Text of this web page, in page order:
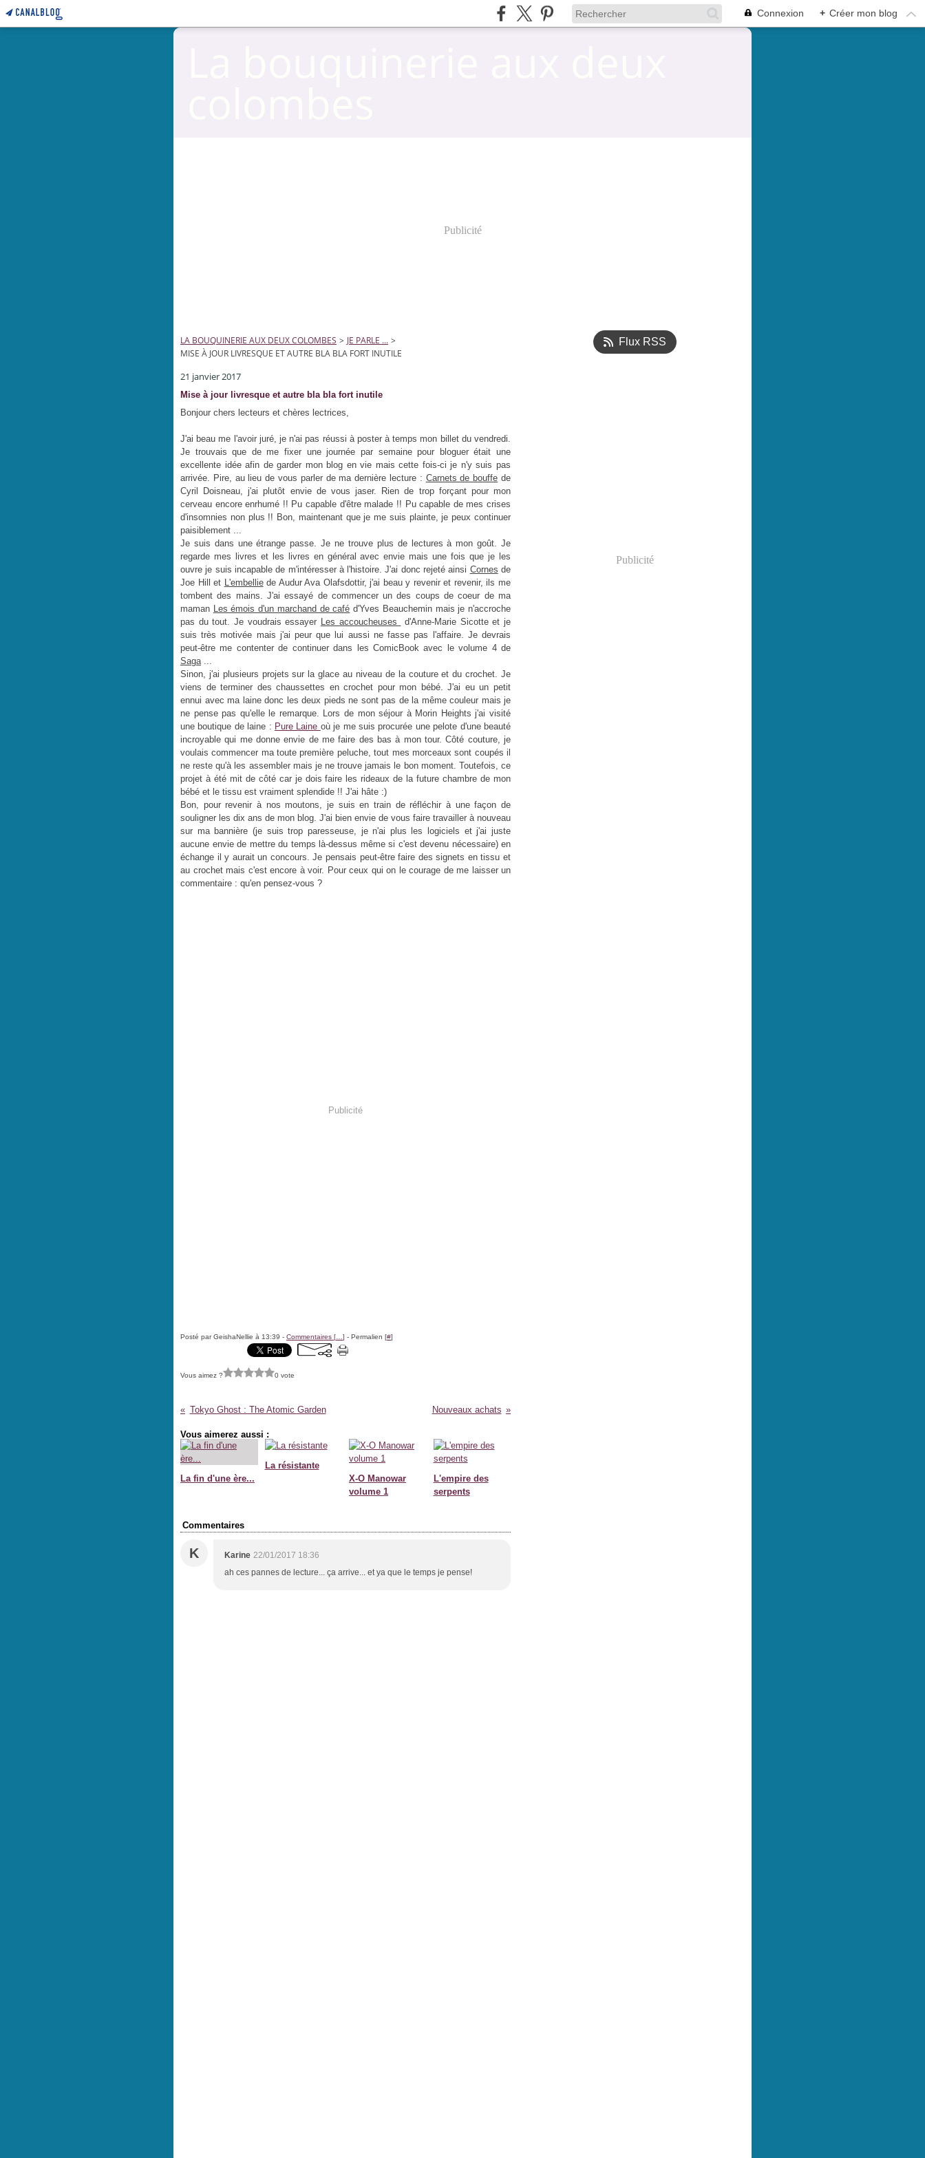
Connexion + Créer mon blog
Publicité
LA BOUQUINERIE AUX DEUX COLOMBES > JE PARLE ... >
MISE À JOUR LIVRESQUE ET AUTRE BLA BLA FORT INUTILE
21 janvier 2017
Mise à jour livresque et autre bla bla fort inutile
Bonjour chers lecteurs et chères lectrices,
J'ai beau me l'avoir juré, je n'ai pas réussi à poster à temps mon billet du vendredi.
Je trouvais que de me fixer une journée par semaine pour bloguer était une
excellente idée afin de garder mon blog en vie mais cette fois-ci je n'y suis pas
arrivée. Pire, au lieu de vous parler de ma dernière lecture : Carnets de bouffe de
Cyril Doisneau, j'ai plutôt envie de vous jaser. Rien de trop forçant pour mon
cerveau encore enrhumé !! Pu capable d'être malade !! Pu capable de mes crises
d'insomnies non plus !! Bon, maintenant que je me suis plainte, je peux continuer
paisiblement ...
Je suis dans une étrange passe. Je ne trouve plus de lectures à mon goût. Je
regarde mes livres et les livres en général avec envie mais une fois que je les
ouvre je suis incapable de m'intéresser à l'histoire. J'ai donc rejeté ainsi Cornes de
Joe Hill et L'embelliede Audur Ava Olafsdottir, j'ai beau y revenir et revenir, ils me
tombent des mains. J'ai essayé de commencer un des coups de coeur de ma
maman Les émois d'un marchand de café d'Yves Beauchemin mais je n'accroche
pas du tout. Je voudrais essayer Les accoucheuses
d'Anne-Marie Sicotte et je
suis très motivée mais j'ai peur que lui aussi ne fasse pas l'affaire. Je devrais
peut-être me contenter de continuer dans les ComicBook avec le volume 4 de
Saga...
Sinon, j'ai plusieurs projets sur la glace au niveau de la couture et du crochet. Je
viens de terminer des chaussettes en crochet pour mon bébé. J'ai eu un petit
ennui avec ma laine donc les deux pieds ne sont pas de la même couleur mais je
ne pense pas qu'elle le remarque. Lors de mon séjour à Morin Heights j'ai visité
une boutique de laine : Pure Laine où je me suis procurée une pelote d'une beauté
incroyable qui me donne envie de me faire des bas à mon tour. Côté couture, je
voulais commencer ma toute première peluche, tout mes morceaux sont coupés il
ne reste qu'à les assembler mais je ne trouve jamais le bon moment. Toutefois, ce
projet à été mit de côté car je dois faire les rideaux de la future chambre de mon
bébé et le tissu est vraiment splendide !! J'ai hâte :)
Bon, pour revenir à nos moutons, je suis en train de réfléchir à une façon de
souligner les dix ans de mon blog. J'ai bien envie de vous faire travailler à nouveau
sur ma bannière (je suis trop paresseuse, je n'ai plus les logiciels et j'ai juste
aucune envie de mettre du temps là-dessus même si c'est devenu nécessaire) en
échange il y aurait un concours. Je pensais peut-être faire des signets en tissu et
au crochet mais c'est encore à voir. Pour ceux qui on le courage de me laisser un
commentaire : qu'en pensez-vous ?
Publicité
Posté par GeishaNellie à 13:39 - Commentaires [ ] - Permalien [#]
Vous aimez ? 0 vote
Tokyo Ghost : The Atomic Garden Nouveaux achats
Vous aimerez aussi :
La fin d'une ère...
La résistante
X-O Manowar
volume 1
L'empire des
serpents
Commentaires
K Karine 22/01/2017 18:36
ah ces pannes de lecture... ça arrive... et ya que le temps je pense!
Flux RSS
Publicité